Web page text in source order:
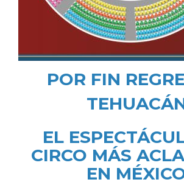
POR FIN
EL
CIRCO MÁS
EN